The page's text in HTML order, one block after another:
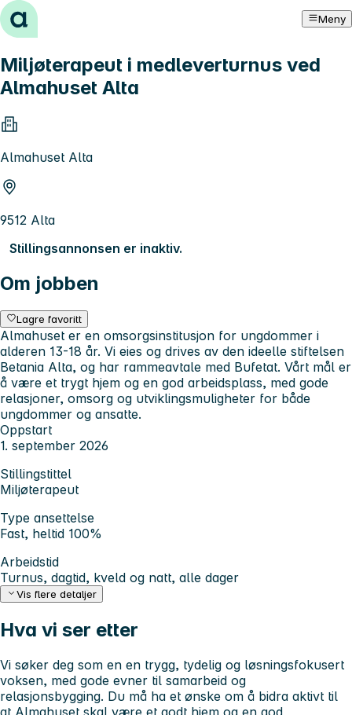
Hopp til innhold Meny
Miljøterapeut i medleverturnus ved
Almahuset Alta
Almahuset Alta
9512 Alta
Stillingsannonsen er inaktiv.
Om jobben
Lagre favoritt
Almahuset er en omsorgsinstitusjon for ungdommer i
alderen 13-18 år. Vi eies og drives av den ideelle stiftelsen
Betania Alta, og har rammeavtale med Bufetat. Vårt mål er
å være et trygt hjem og en god arbeidsplass, med gode
relasjoner, omsorg og utviklingsmuligheter for både
ungdommer og ansatte.
Oppstart
1. september 2026
Stillingstittel
Miljøterapeut
Type ansettelse
Fast, heltid 100%
Arbeidstid
Turnus, dagtid, kveld og natt, alle dager
Vis flere detaljer
Hva vi ser etter
Vi søker deg som en en trygg, tydelig og løsningsfokusert
voksen, med gode evner til samarbeid og
relasjonsbygging. Du må ha et ønske om å bidra aktivt til